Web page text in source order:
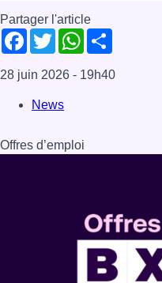
Partager l'article
Facebook
TwitterWhatsApp
28 juin 2026 - 19h40
News
Offres d’emploi